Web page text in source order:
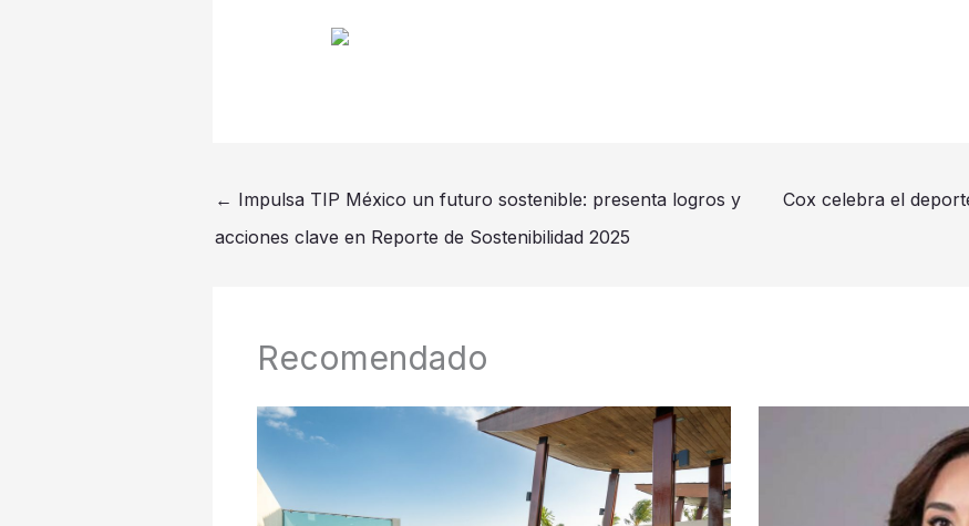
← Impulsa TIP México un futuro sostenible: presenta logros y
acciones clave en Reporte de Sostenibilidad 2025
Cox celebra el
Recomendado